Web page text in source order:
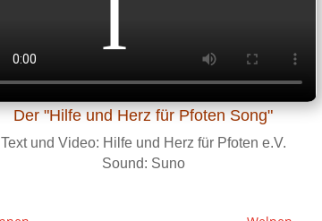
Der "Hilfe und Herz für Pfoten Song"
Text und Video: Hilfe und Herz für Pfoten e.V.
Sound: Suno